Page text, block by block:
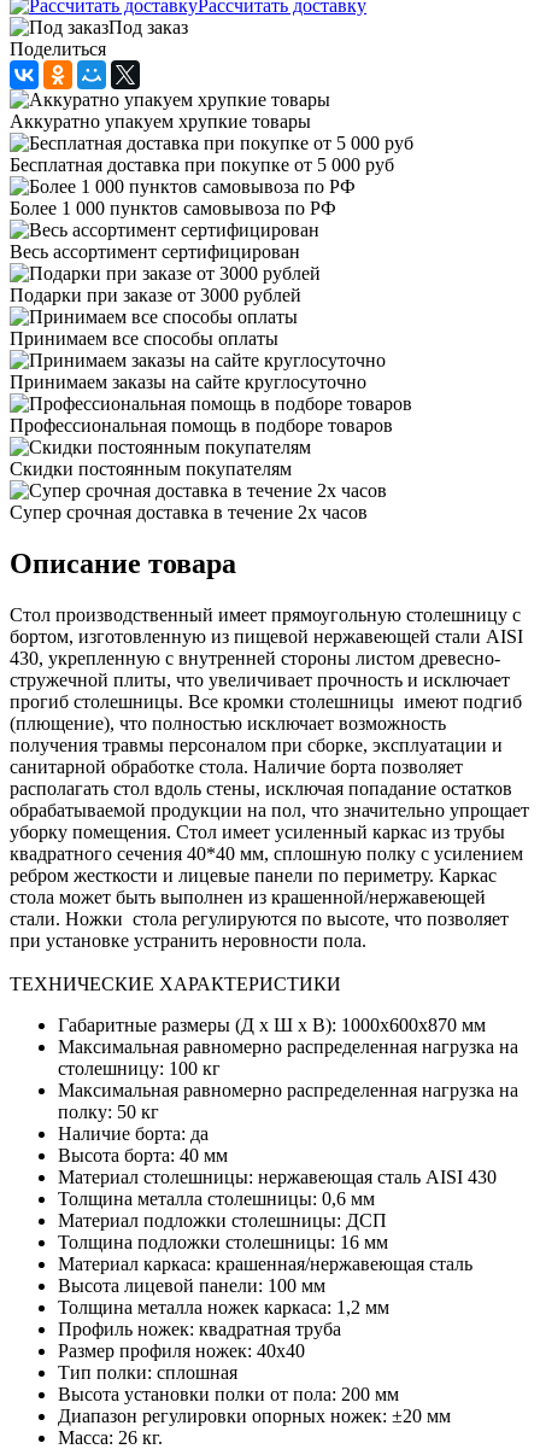
Рассчитать доставку
Под заказ
Поделиться
Аккуратно упакуем хрупкие товары
Бесплатная доставка при покупке от 5 000 руб
Более 1 000 пунктов самовывоза по РФ
Весь ассортимент сертифицирован
Подарки при заказе от 3000 рублей
Принимаем все способы оплаты
Принимаем заказы на сайте круглосуточно
Профессиональная помощь в подборе товаров
Скидки постоянным покупателям
Супер срочная доставка в течение 2х часов
Описание товара
Стол производственный имеет прямоугольную столешницу c
бортом, изготовленную из пищевой нержавеющей стали AISI
430, укрепленную с внутренней стороны листом древесно-
стружечной плиты, что увеличивает прочность и исключает
прогиб столешницы. Все кромки столешницы имеют подгиб
(плющение), что полностью исключает возможность
получения травмы персоналом при сборке, эксплуатации и
санитарной обработке стола. Наличие борта позволяет
располагать стол вдоль стены, исключая попадание остатков
обрабатываемой продукции на пол, что значительно упрощает
уборку помещения. Стол имеет усиленный каркас из трубы
квадратного сечения 40*40 мм, сплошную полку с усилением
ребром жесткости и лицевые панели по периметру. Каркас
стола может быть выполнен из крашенной/нержавеющей
стали. Ножки стола регулируются по высоте, что позволяет
при установке устранить неровности пола.
ТЕХНИЧЕСКИЕ ХАРАКТЕРИСТИКИ
Габаритные размеры (Д х Ш х В): 1000х600х870 мм
Максимальная равномерно распределенная нагрузка на
столешницу: 100 кг
Максимальная равномерно распределенная нагрузка на
полку: 50 кг
Наличие борта: да
Высота борта: 40 мм
Материал столешницы: нержавеющая сталь AISI 430
Толщина металла столешницы: 0,6 мм
Материал подложки столешницы: ДСП
Толщина подложки столешницы: 16 мм
Материал каркаса: крашенная/нержавеющая сталь
Высота лицевой панели: 100 мм
Толщина металла ножек каркаса: 1,2 мм
Профиль ножек: квадратная труба
Размер профиля ножек: 40х40
Тип полки: сплошная
Высота установки полки от пола: 200 мм
Диапазон регулировки опорных ножек: ±20 мм
Масса: 26 кг.